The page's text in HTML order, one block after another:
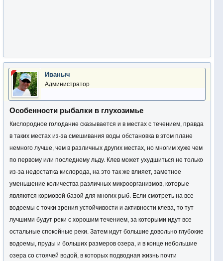
Иваныч
Администратор
Особенности рыбалки в глухозимье
Кислородное голодание сказывается и в местах с течением, правда
в таких местах из-за смешивания воды обстановка в этом плане
немного лучше, чем в различных других местах, но многим хуже чем
по первому или последнему льду. Клев может ухудшиться не только
из-за недостатка кислорода, на это так же влияет, заметное
уменьшение количества различных микроорганизмов, которые
являются кормовой базой для многих рыб. Если смотреть на все
водоемы с точки зрения устойчивости и активности клева, то тут
лучшими будут реки с хорошим течением, за которыми идут все
остальные спокойные реки. Затем идут большие довольно глубокие
водоемы, пруды и больших размеров озера, и в конце небольшие
озера со стоячей водой, в которых подводная жизнь почти